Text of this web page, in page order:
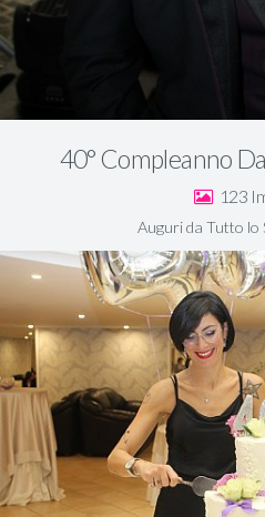
40° Compleanno
123
Auguri da Tutto lo